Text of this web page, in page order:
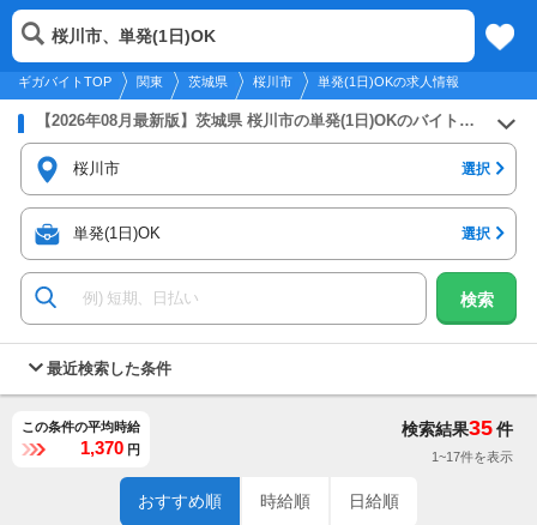
2026年8月10日更新
関東
メニュー
ギガバイトTOP 関東 茨城県 桜川市 単発(1日)OKの求人情報
桜川市、単発(1日)OK
【2026年08月最新版】茨城県 桜川市の単発(1日)OKのバイト・アルバイト・パートの求人募集情報
桜川市 選択
単発(1日)OK 選択
検索
最近検索した条件
この条件の平均時給
1,370 円
検索結果35件
1~17件を表示
おすすめ順 時給順 日給順